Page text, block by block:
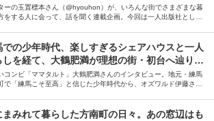
らった
ーの玉置標本さん（@hyouhon）が、いろんな街でさまざまな暮
をする人に会って、話を聞く連載企画。今回は一人出版社として
での少年時代、楽しすぎるシェアハウスと一人
しを経て、大鶴肥満が理想の街・初台へ辿り着
で
コンビ「ママタルト」大鶴肥満さんのインタビュー。地元・練馬
で「練馬こそ至高」と信じた少年時代から、オズワルド伊藤さん
まみれて暮らした方南町の日々。あの窓辺はも